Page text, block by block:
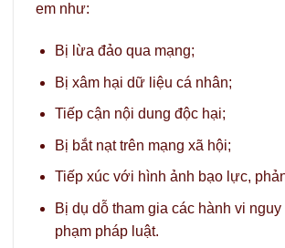
em như:
Bị lừa đảo qua mạng;
Bị xâm hại dữ liệu cá nhân;
Tiếp cận nội dung độc hại;
Bị bắt nạt trên mạng xã hội;
Tiếp xúc với hình ảnh bạo lực,
Bị dụ dỗ tham gia các hành vi
phạm pháp luật.